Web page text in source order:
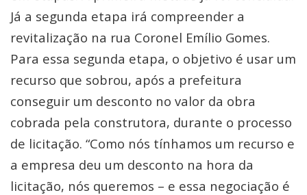
Já a segunda etapa irá compreender a
revitalização na rua Coronel Emílio Gomes.
Para essa segunda etapa, o objetivo é usar um
recurso que sobrou, após a prefeitura
conseguir um desconto no valor da obra
cobrada pela construtora, durante o processo
de licitação. “Como nós tínhamos um recurso e
a empresa deu um desconto na hora da
licitação, nós queremos – e essa negociação é